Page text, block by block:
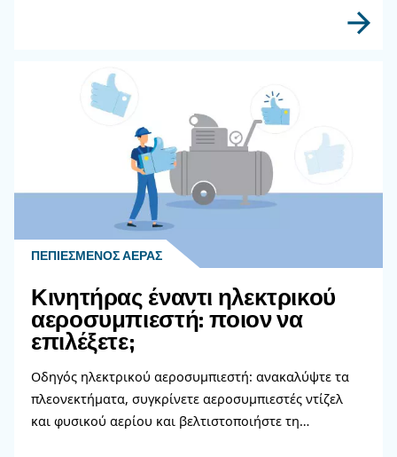
Επικοινωνήστε με τους
Χρειάζεστε περισσότερες πληροφορίες για τα
μας; Συμπληρώστε αυτή τη φόρμα με όσο το
περισσότερες λεπτομέρειες και οι ειδικοί μας θα
επικοινωνήσουν μαζί σας το συντομότερο
Μάθετε περισσότερα από τους ειδικούς μας!